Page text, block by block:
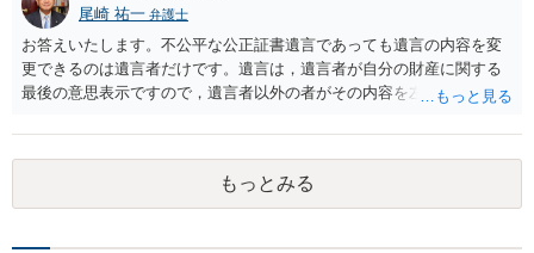
尾崎 祐一 弁護士
お答えいたします。不公平な公正証書遺言であっても遺言の内容を変
更できるのは遺言者だけです。遺言は，遺言者が自分の財産に関する
最後の意思表示ですので，遺言者以外の者がその内容を左右させるこ
とはできないのです。
もっとみる